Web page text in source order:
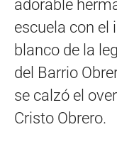
adorable
escuela con el
blanco de la
del Barrio
se calzó el
Cristo Obrero.